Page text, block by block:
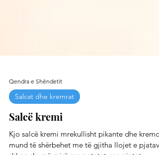
Qendra e Shëndetit
Salcat dhe kremrat
Salcë kremi
Kjo salcë kremi mrekullisht pikante dhe